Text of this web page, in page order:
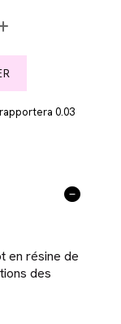
0.03
en résine de
des